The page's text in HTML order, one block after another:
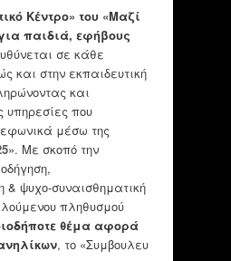
Κέντρο» του «Μαζί
παιδιά, εφήβους
σε κάθε
και στην εκπαιδευτική
και
υπηρεσίες που
μέσω της
. Με σκοπό την
& ψυχο-συναισθηματική
πληθυσμού
θέμα αφορά
, το «Συμβουλευ